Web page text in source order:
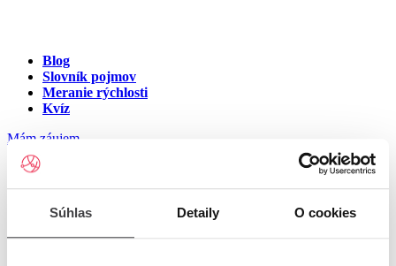
Súhlas Detaily O cookies
Blog
Slovník pojmov
Meranie rýchlosti
Kvíz
Mám záujem
Internet v meste Ovčie
Zadajte ulicu a číslo pre zobrazenie ponuky internetu v meste